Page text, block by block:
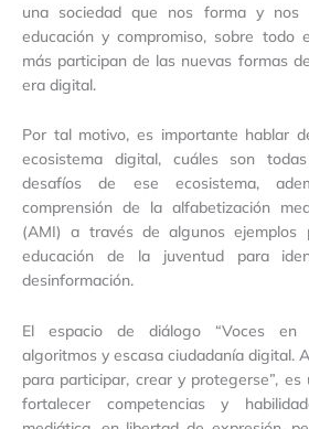
una sociedad que nos forma y nos
educación y compromiso, sobre todo
más participan de las nuevas formas
era digital.
Por tal motivo, es importante hablar
ecosistema digital, cuáles son
desafíos de ese ecosistema,
comprensión de la alfabetización
(AMI) a través de algunos ejemplos
educación de la juventud para
desinformación.
El espacio de diálogo “Voces en
algoritmos y escasa ciudadanía digital.
para participar, crear y protegerse”,
fortalecer competencias y